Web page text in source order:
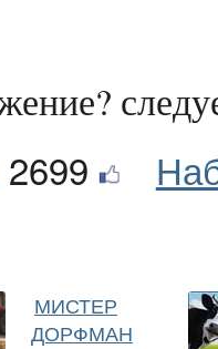
2699
МИСТЕР
ДОРФМАН